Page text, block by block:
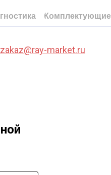
Комплектующие
zakaz@ray-market.ru